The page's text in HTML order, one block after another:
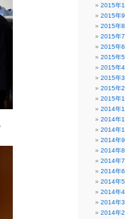
2015年
2015年9
2015年8
2015年7
2015年6
2015年5
2015年4
2015年3
2015年2
2015年1
2014年
2014年
2014年
2014年9
2014年8
2014年7
2014年6
2014年5
2014年4
2014年3
2014年2